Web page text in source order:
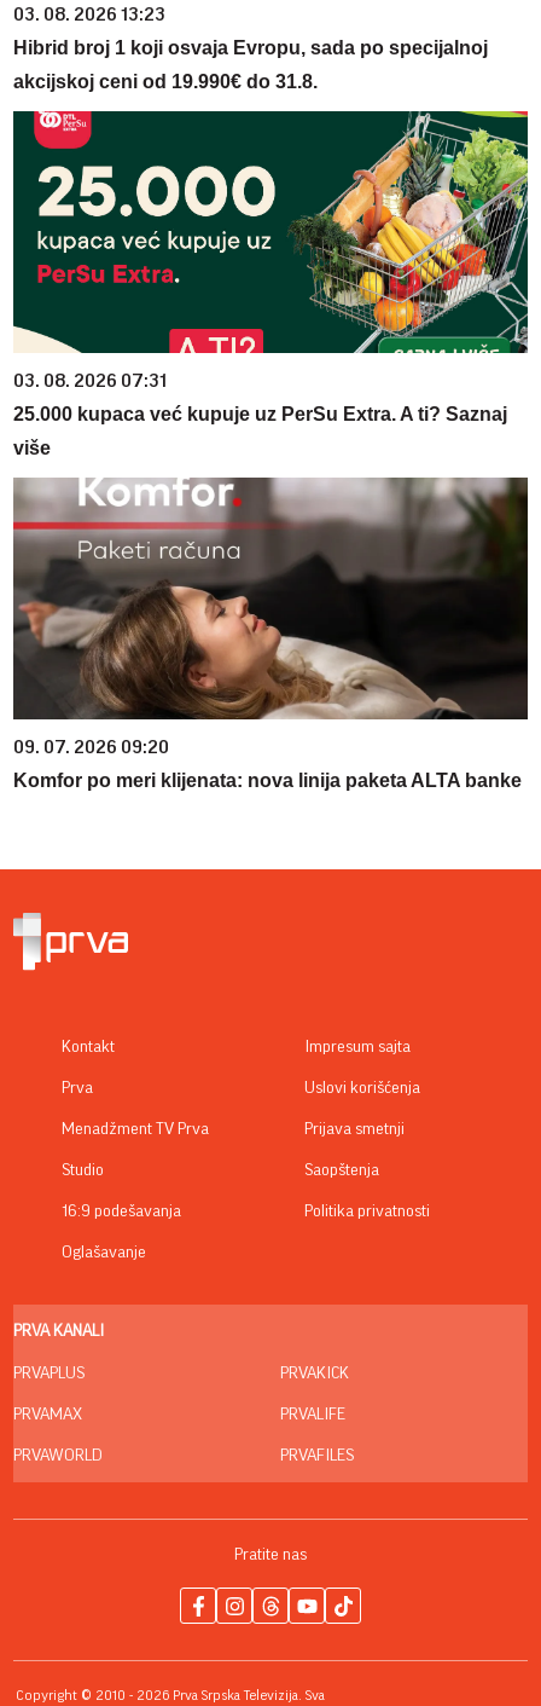
03. 08. 2026 13:23
Hibrid broj 1 koji osvaja Evropu, sada po specijalnoj
akcijskoj ceni od 19.990€ do 31.8.
03. 08. 2026 07:31
25.000 kupaca već kupuje uz PerSu Extra. A ti? Saznaj
više
09. 07. 2026 09:20
Komfor po meri klijenata: nova linija paketa ALTA banke
Kontakt
Prva
Menadžment TV Prva
Studio
16:9 podešavanja
Oglašavanje
Impresum sajta
Uslovi korišćenja
Prijava smetnji
Saopštenja
Politika privatnosti
PRVA KANALI
PRVAPLUS
PRVAMAX
PRVAWORLD
PRVAKICK
PRVALIFE
PRVAFILES
Pratite nas
Copyright © 2010 - 2026 Prva Srpska Televizija. Sva